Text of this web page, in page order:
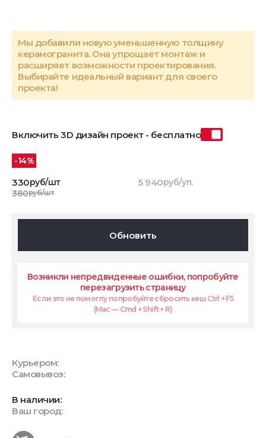
Мы добавили новую уменьшенную толщину
керамогранита. Она упрощает монтаж и
расширяет возможности проектирования.
Выбирайте идеальный вариант для своего
проекта!
Включить 3D дизайн проект - бесплатно
-14%
330руб/шт
380руб/шт
5 940руб/уп.
Обновить
Возникли непредвиденные ошибки, попробуйте
перезагрузить страницу
Если это не помоглу попробуйте сбросить кеш Ctrl + F5
(Mac — Cmd + Shift + R)
Курьером:
Самовывоз:
В наличии:
Ваш город: